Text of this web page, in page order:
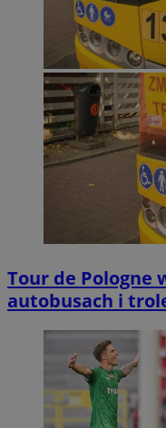
Tour de Pologne
autobusach i